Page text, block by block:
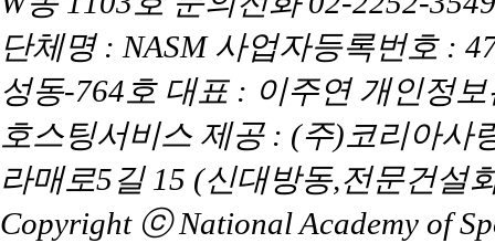
단체명 : NASM 사업자등록번호 :
성동-764호 대표 : 이주연 개인정
호스팅서비스 제공 : (주)코리아
라매로5길 15 (신대방동,전문건설
Copyright ⓒ National Academy of